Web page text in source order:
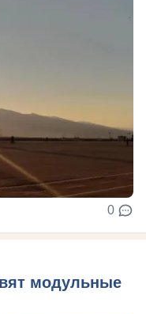
0
модульные